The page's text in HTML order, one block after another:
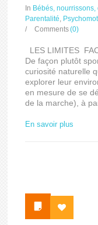
In Bébés, nourrissons,
Parentalité,
/
Comments(0)
LES LIMITES
De façon plutôt
curiosité naturelle
explorer leur
en mesure de se
de la marche), à
En savoir plus